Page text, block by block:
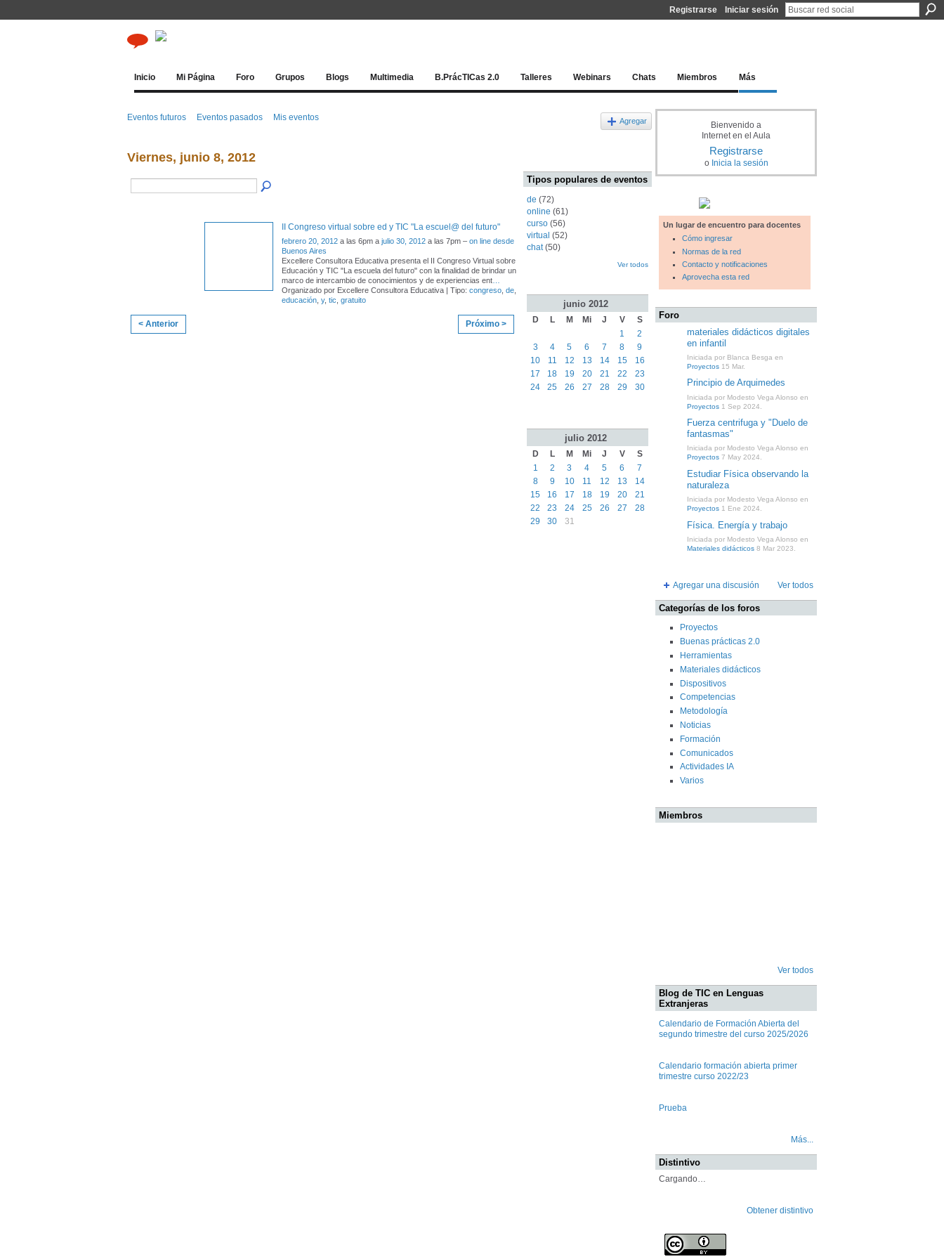
Registrarse Iniciar sesión
Inicio Mi Página Foro Grupos Blogs Multimedia B.PrácTICas 2.0 Talleres Webinars Chats Miembros Más
Eventos futuros Eventos pasados Mis eventos Agregar
Viernes, junio 8, 2012
II Congreso virtual sobre ed y TIC "La escuel@ del futuro"
febrero 20, 2012 a las 6pm a julio 30, 2012 a las 7pm – on line desde
Buenos Aires
Excellere Consultora Educativa presenta el II Congreso Virtual sobre
Educación y TIC "La escuela del futuro" con la finalidad de brindar un
marco de intercambio de conocimientos y de experiencias ent
Organizado por Excellere Consultora Educativa | Tipo: congreso de
educación y, tic gratuito
< Anterior Próximo >
Tipos populares de eventos
de (72)
online (61)
curso (56)
virtual (52)
chat(50)
Ver todos
junio 2012
D L M Mi J V
S
1
2
3
4 5 6 7 8
9
10
11 12 13 14 15
16
17
18 19 20 21 22
23
24
25 26 27 28 29 30
julio 2012
D L M Mi J V
S
1
2 3 4 5 6
7
8
9 10 11 12 13
14
15
16 17 18 19 20
21
22
23 24 25 26 27
28
29
30 31
Bienvenido a
Internet en el Aula
Registrarse
o Inicia la sesión
Un lugar de encuentro para docentes
Cómo ingresar
Normas de la red
Contacto y notificaciones
Aprovecha esta red
Foro
materiales didácticos digitales
en infantil
Iniciada por Blanca Besga en
Proyectos 15 Mar.
Principio de Arquimedes
Iniciada por Modesto Vega Alonso en
Proyectos 1 Sep 2024.
Fuerza centrifuga y "Duelo de
fantasmas"
Iniciada por Modesto Vega Alonso en
Proyectos 7 May 2024.
Estudiar Física observando la
naturaleza
Iniciada por Modesto Vega Alonso en
Proyectos 1 Ene 2024.
Física. Energía y trabajo
Iniciada por Modesto Vega Alonso en
Materiales didácticos 8 Mar 2023.
Agregar una discusión Ver todos
Categorías de los foros
Proyectos
Buenas prácticas 2.0
Herramientas
Materiales didácticos
Dispositivos
Competencias
Metodología
Noticias
Formación
Comunicados
Actividades IA
Varios
Miembros
Ver todos
Blog de TIC en Lenguas
Extranjeras
Calendario de Formación Abierta del
segundo trimestre del curso 2025/2026
Calendario formación abierta primer
trimestre curso 2022/23
Prueba
Más...
Distintivo
Cargando…
Obtener distintivo